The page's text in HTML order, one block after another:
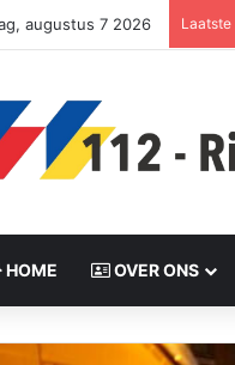
augustus 7 2026
HOME OVER ONS